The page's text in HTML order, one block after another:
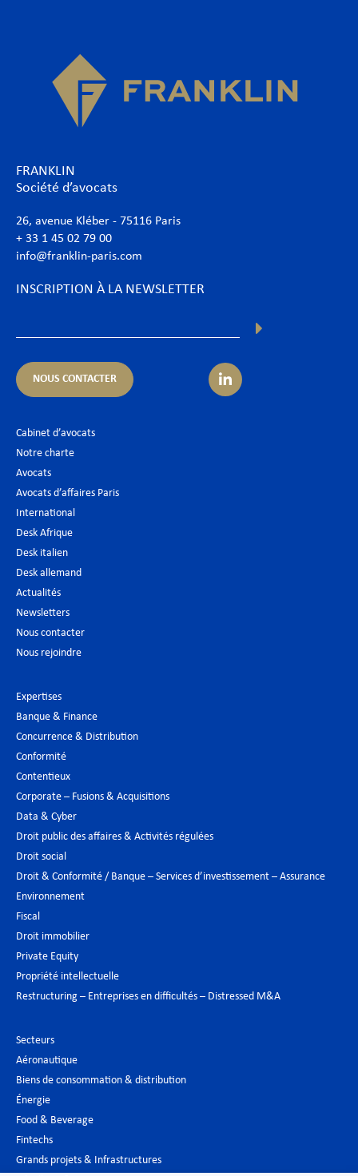
FRANKLIN
Société d’avocats
26, avenue Kléber - 75116 Paris
+ 33 1 45 02 79 00
info@franklin-paris.com
INSCRIPTION À LA NEWSLETTER
NOUS CONTACTER
Cabinet d’avocats
Notre charte
Avocats
Avocats d’affaires Paris
International
Desk Afrique
Desk italien
Desk allemand
Actualités
Newsletters
Nous contacter
Nous rejoindre
Expertises
Banque & Finance
Concurrence & Distribution
Conformité
Contentieux
Corporate – Fusions & Acquisitions
Data & Cyber
Droit public des affaires & Activités régulées
Droit social
Droit & Conformité / Banque – Services d’investissement – Assurance
Environnement
Fiscal
Droit immobilier
Private Equity
Propriété intellectuelle
Restructuring – Entreprises en difficultés – Distressed M&A
Secteurs
Aéronautique
Biens de consommation & distribution
Énergie
Food & Beverage
Fintechs
Grands projets & Infrastructures